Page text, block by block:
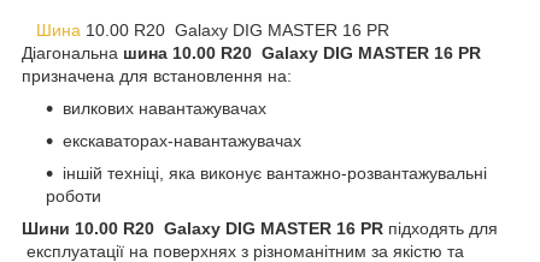
Шина 10.00 R20 Galaxy DIG MASTER 16 PR
Діагональна шина 10.00 R20 Galaxy DIG MASTER 16 PR
призначена для встановлення на:
вилкових навантажувачах
екскаваторах-навантажувачах
іншій техніці, яка виконує вантажно-розвантажувальні
роботи
Шини 10.00 R20 Galaxy DIG MASTER 16 PR підходять для
експлуатації на поверхнях з різноманітним за якістю та